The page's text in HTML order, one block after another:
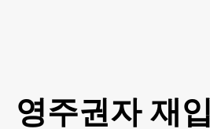
영주권자 재